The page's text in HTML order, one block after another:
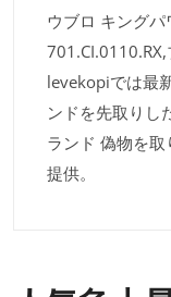
ウブロ キング
levekopiでは最
ンドを先取りし
ランド 偽物を
提供。